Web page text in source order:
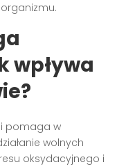
wpływa
pomaga w
wolnych
oksydacyjnego i